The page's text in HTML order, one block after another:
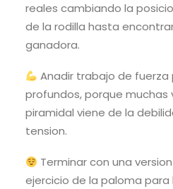
reales cambiando la
de la rodilla hasta
ganadora.
Anadir trabajo de
profundos, porque muchas
piramidal viene de la
tension.
Terminar con una
ejercicio de la paloma